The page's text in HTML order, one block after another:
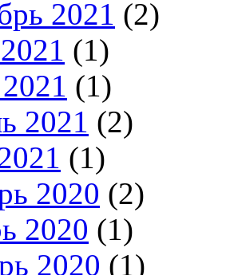
2021 (2)
(1)
(1)
2021 (2)
(1)
2020 (2)
2020 (1)
2020 (1)